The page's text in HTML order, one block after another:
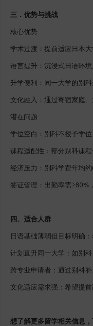
三．优势与挑战
核心优势
学术过渡：提前适应日本
语言提升：沉浸式日语环境
升学便利：同一大学的别
文化融入：通过寄宿家庭
潜在问题
学位空白：别科不授予学
课程适配性：部分别科课
经济压力：别科学费年均约
签证管理：出勤率需≥80%
四、适合人群
日语基础薄弱但目标明确
计划直升同一大学：如别科
跨专业申请者：通过别科
文化适应需求强：希望提
想了解更多留学相关信息